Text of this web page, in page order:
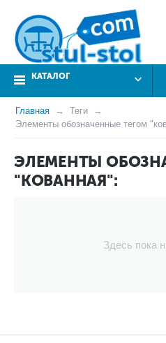
КАТАЛОГ
Главная
Теги
Элементы обозначенные тегом
ЭЛЕМЕНТЫ
"КОВАННАЯ":
Здесь пока